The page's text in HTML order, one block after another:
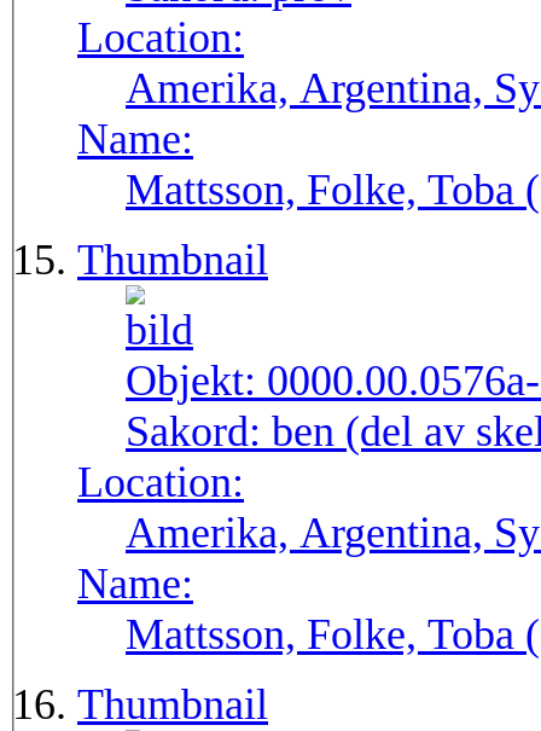
Location:
Amerika, Argentina,
Name:
Mattsson, Folke, Toba
Thumbnail
Objekt:
Sakord: ben (del av
Location:
Amerika, Argentina,
Name:
Mattsson, Folke, Toba
Thumbnail